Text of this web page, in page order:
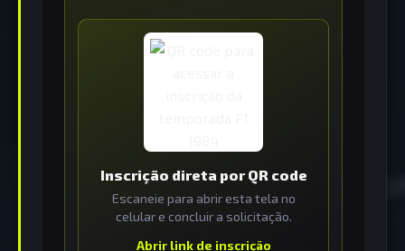
Inscrição direta por QR code
Escaneie para abrir esta tela no
celular e concluir a solicitação.
Abrir link de inscrição